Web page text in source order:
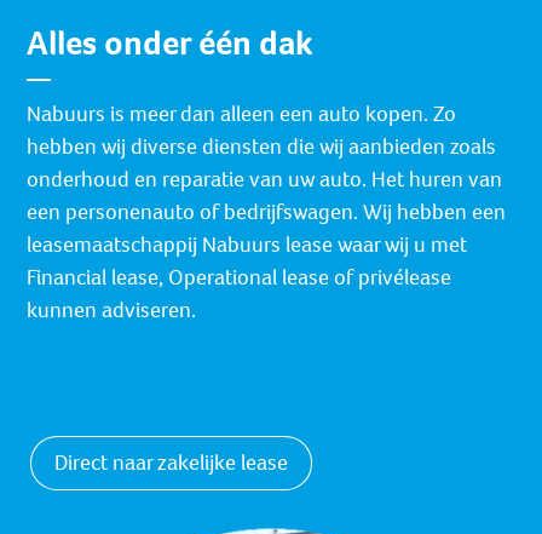
Alles onder één dak
Nabuurs is meer dan alleen een auto kopen. Zo
hebben wij diverse diensten die wij aanbieden zoals
onderhoud en reparatie van uw auto. Het huren van
een personenauto of bedrijfswagen. Wij hebben een
leasemaatschappij Nabuurs lease waar wij u met
Financial lease, Operational lease of privélease
kunnen adviseren.
Direct naar zakelijke lease